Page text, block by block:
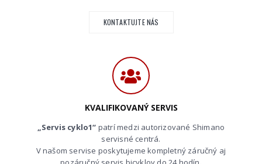
KONTAKTUJTE NÁS
KVALIFIKOVANÝ SERVIS
„Servis cyklo1“ patrí medzi autorizované Shimano
servisné centrá.
V našom servise poskytujeme kompletný záručný aj